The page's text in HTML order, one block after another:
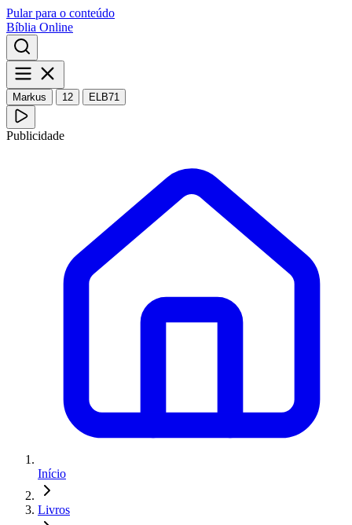
Pular para o conteúdo
Bíblia Online
Markus 12 ELB71
Publicidade
Início
Livros